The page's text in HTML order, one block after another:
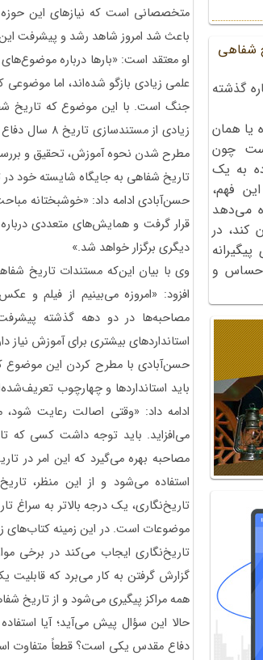
متخصصانی است که نیازهای این حوزه
باعث شد امروز شاهد رشد و پیشرفت
او معتقد است: «بارها درباره
علمی زیادی بازگو شده‌اند، اما
جنگ است. با این موضوع که تاریخ
زیادی از
مطرح شدن نحوه آموزش، تحقیق و
تاریخ شفاهی به جایگاه شایسته خود
قرار گرفت و همایش‌های متعددی
دیگری برگزار خواهد شد.»
وی با بیان این‌که مستندات تاریخ
افزود: «امروزه می‌بینیم از فیلم
مصاحبه‌ها در دو دهه گذشته
استانداردهای بیشتری برای آموزش نیاز
حسن‌آبادی با مطرح کردن این موضوع
باید استانداردها و چهارچوب
ادامه داد: «وقتی اصالت‌ رعایت
می‌افزاید. باید توجه داشت کسی که
مصاحبه بهره می‌گیرد که این امر در
استفاده می‌شود و از این منظر،
تاریخ‌نگاری، یک درجه بالاتر به سراغ
موضوعات است. در این زمینه کتاب‌های
تاریخ‌نگاری ایجاب می‌کند در برخی
گزارش گرفتن به کار می‌برد که قابلیت
همه مراکز پیگیری می‌شود و از تاریخ
حالا این سؤال پیش می‌آید؛ آیا
شفاهی
گذشته
یا همان
چون
به یک
فهم،
می‌دهد
کند، در
احساس و